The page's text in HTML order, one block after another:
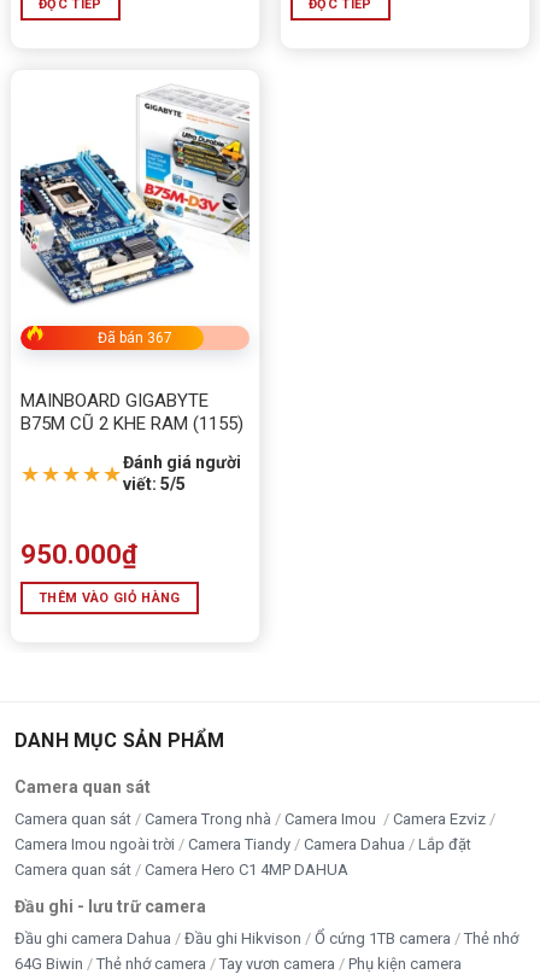
ĐỌC TIẾP ĐỌC TIẾP
Đã bán 367
MAINBOARD GIGABYTE
B75M CŨ 2 KHE RAM (1155)
★★★★★Đánh giá người
viết: 5/5
950.000₫
THÊM VÀO GIỎ HÀNG
DANH MỤC SẢN PHẨM
Camera quan sát
Camera quan sát Camera Trong nhà Camera Imou
Camera Ezviz
Camera Imou ngoài trời
Camera Tiandy Camera Dahua
Lắp đặt
Camera quan sát
Camera Hero C1 4MP DAHUA
Đầu ghi - lưu trữ camera
Đầu ghi camera Dahua Đầu ghi Hikvison Ổ cứng 1TB camera
Thẻ nhớ
64G Biwin
Thẻ nhớ camera Tay vươn camera Phụ kiện camera